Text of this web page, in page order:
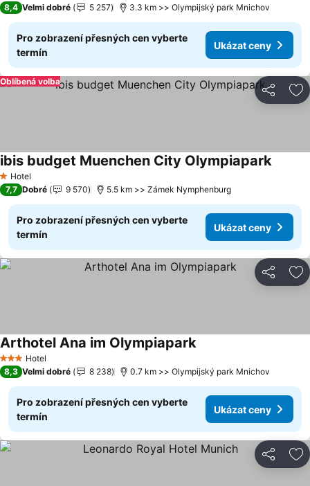
8,4 Velmi dobré 5 257 3.3 km >> Olympijský park Mnichov
Pro zobrazení přesných cen vyberte
termín
Ukázat ceny
Sdílet
Oblíbená volba
1 Počet hvězdiček
Hotel
ibis budget Muenchen City Olympiapark
7,7 Dobré 9 570 5.5 km >> Zámek Nymphenburg
Pro zobrazení přesných cen vyberte
termín
Ukázat ceny
Sdílet
3 Počet hvězdiček
Hotel
Arthotel Ana im OlympiaparkUkázat ceny
8,3 Velmi dobré 8 238 0.7 km >> Olympijský park Mnichov
Pro zobrazení přesných cen vyberte
termín
Ukázat ceny
Sdílet